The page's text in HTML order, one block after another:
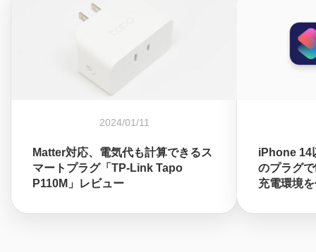
2024/01/11
Matter対応、電気代も計算できるス
マートプラグ「TP-Link Tapo
P110M」レビュー
iPhone 14
のプラグ
充電環境